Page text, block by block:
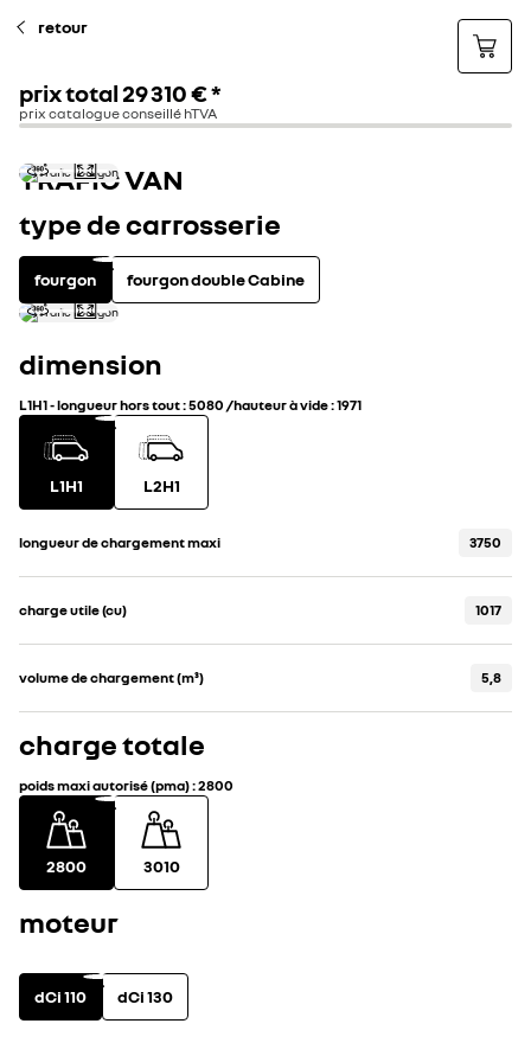
retour
prix total29 310 €*
prix catalogue conseillé hTVA
TRAFIC VAN
type de carrosserie
fourgon fourgon double Cabine
dimension
L1H1-longueur hors tout:5080 /hauteur à vide:1971
L1H1 L2H1
longueur de chargement maxi 3750
charge utile (cu) 1017
volume de chargement (m³) 5,8
charge totale
poids maxi autorisé (pma):2800
2800 3010
moteur
dCi 110 dCi 130